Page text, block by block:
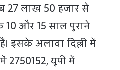
27 लाख 50 हजार से
और 15 साल पुराने
इसके अलावा दिल्ली में
2750152, यूपी में